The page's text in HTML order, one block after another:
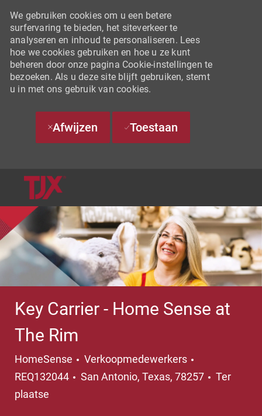
We gebruiken cookies om u een betere
surfervaring te bieden, het siteverkeer te
analyseren en inhoud te personaliseren. Lees
hoe we cookies gebruiken en hoe u ze kunt
beheren door onze pagina Cookie-instellingen te
bezoeken. Als u deze site blijft gebruiken, stemt
u in met ons gebruik van cookies.
Afwijzen Toestaan
Key Carrier - Home Sense at
The Rim
HomeSense Categorie
Verkoopmedewerkers
REQ132044
Plaats
San Antonio, Texas, 78257
Ter
plaatse